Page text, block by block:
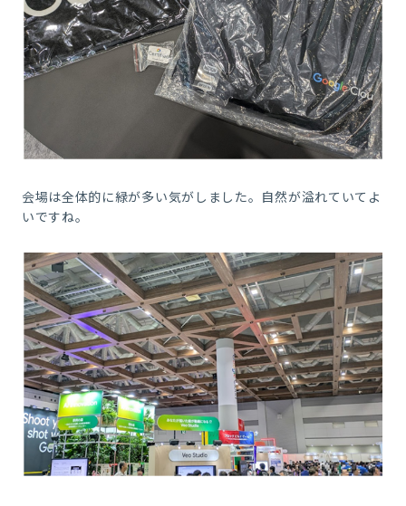
会場は全体的に緑が多い気がしました。自然が溢れていてよ
いですね。